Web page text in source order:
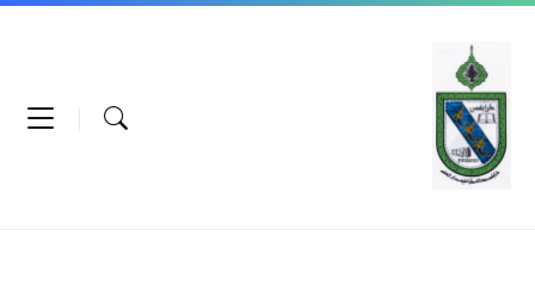
Skip
content
Skip
navigation
Skip